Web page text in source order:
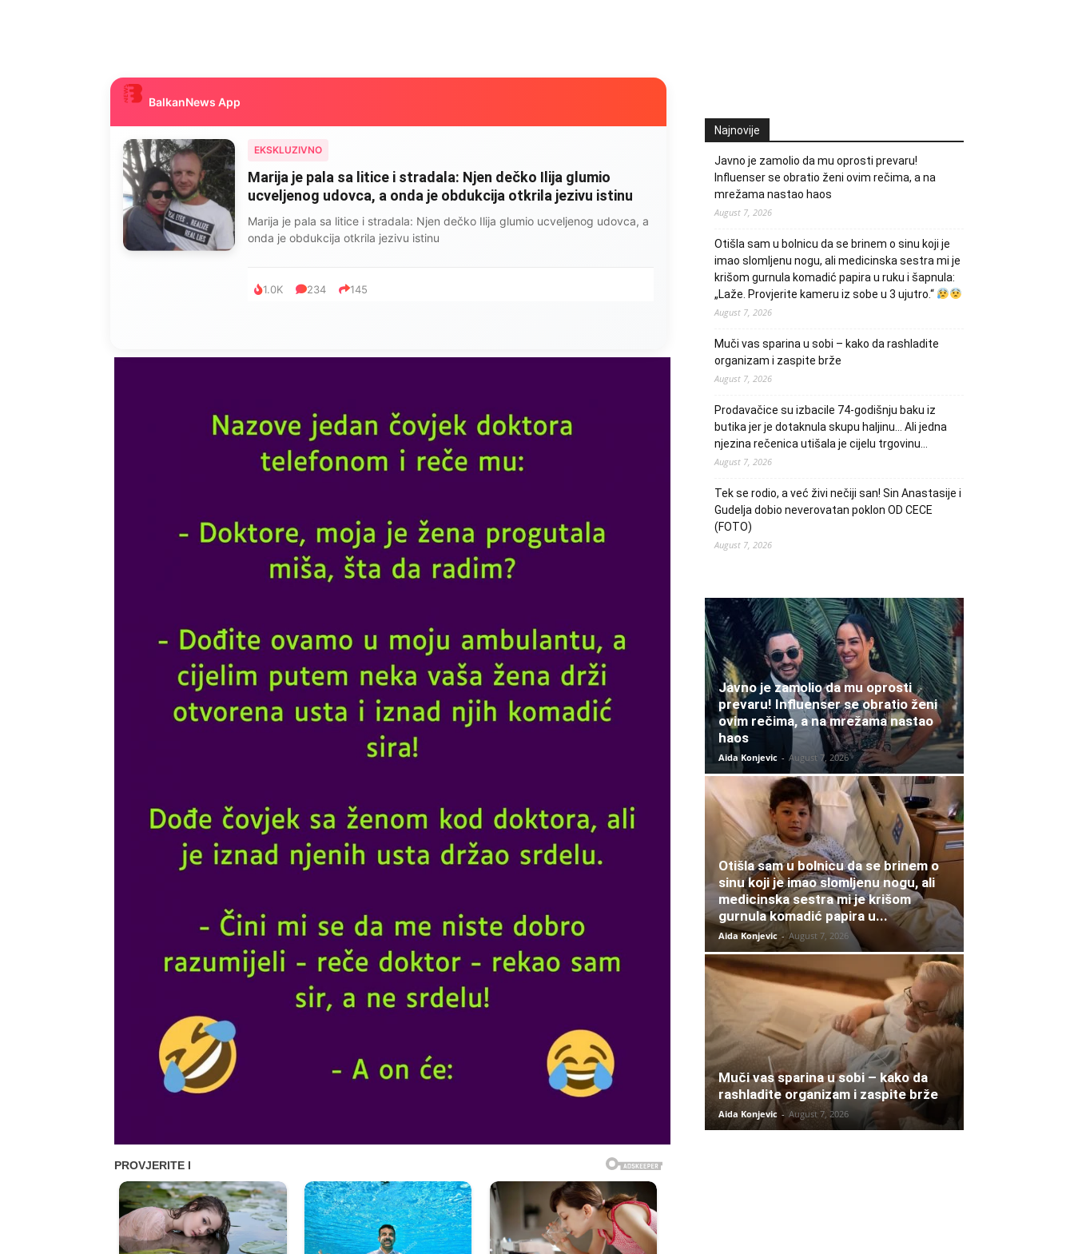
BalkanNews App
EKSKLUZIVNO
Marija je pala sa litice i stradala: Njen dečko Ilija glumio
ucveljenog udovca, a onda je obdukcija otkrila jezivu istinu
Marija je pala sa litice i stradala: Njen dečko Ilija glumio ucveljenog udovca, a
onda je obdukcija otkrila jezivu istinu
1.0K 234 145
Najnovije
Javno je zamolio da mu oprosti prevaru!
Influenser se obratio ženi ovim rečima, a na
mrežama nastao haos
August 7, 2026
Otišla sam u bolnicu da se brinem o sinu koji je
imao slomljenu nogu, ali medicinska sestra mi je
krišom gurnula komadić papira u ruku i šapnula:
„Laže. Provjerite kameru iz sobe u 3 ujutro.“
August 7, 2026
Muči vas sparina u sobi – kako da rashladite
organizam i zaspite brže
August 7, 2026
Prodavačice su izbacile 74-godišnju baku iz
butika jer je dotaknula skupu haljinu… Ali jedna
njezina rečenica utišala je cijelu trgovinu…
August 7, 2026
Tek se rodio, a već živi nečiji san! Sin Anastasije i
Gudelja dobio neverovatan poklon OD CECE
(FOTO)
August 7, 2026
Javno je zamolio da mu oprosti
prevaru! Influenser se obratio ženi
ovim rečima, a na mrežama nastao
haos
Aida Konjevic - August 7, 2026
Otišla sam u bolnicu da se brinem o
sinu koji je imao slomljenu nogu, ali
medicinska sestra mi je krišom
gurnula komadić papira u...
Aida Konjevic - August 7, 2026
Muči vas sparina u sobi – kako da
rashladite organizam i zaspite brže
Aida Konjevic - August 7, 2026